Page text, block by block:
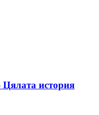
история